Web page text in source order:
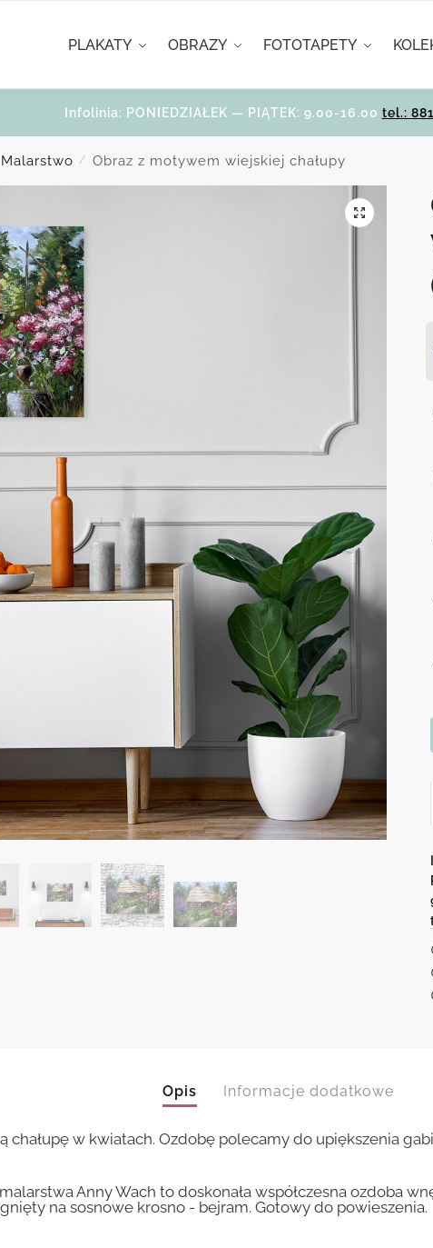
PLAKATY OBRAZY FOTOTAPETY
Infolinia: PONIEDZIAŁEK — PIĄTEK: 9.00-16.00 tel.:
/ Obraz z motywem wiejskiej chałupy
Opis Informacje dodatkowe
chałupę w kwiatach. Ozdobę polecamy do upiększenia
Anny Wach to doskonała współczesna ozdoba
na sosnowe krosno - bejram. Gotowy do powieszenia.